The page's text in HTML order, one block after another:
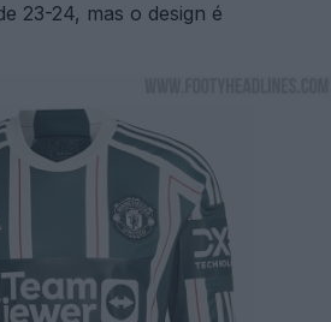
23-24, mas o design é